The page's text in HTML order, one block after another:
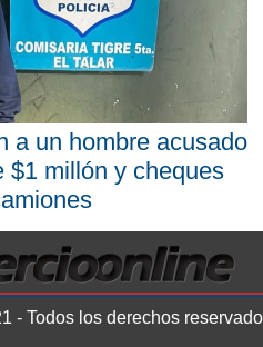
a un hombre acusado
$1 millón y cheques
- Todos los derechos